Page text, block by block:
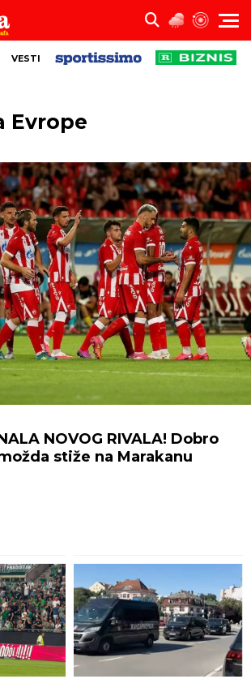
VESTI
Evrope
NOVOG RIVALA! Dobro
stiže na Marakanu